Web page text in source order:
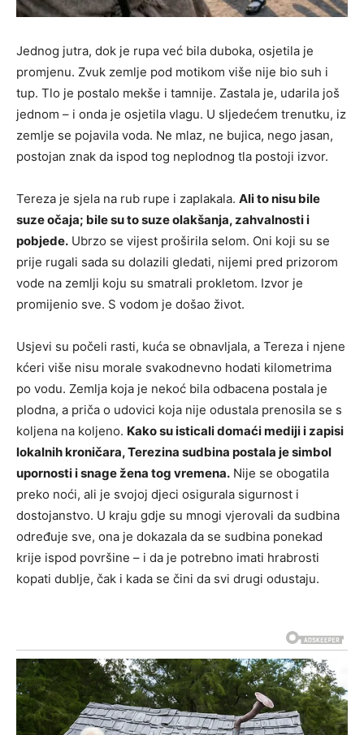
Jednog jutra, dok je rupa već bila duboka, osjetila je
promjenu. Zvuk zemlje pod motikom više nije bio suh i
tup. Tlo je postalo mekše i tamnije. Zastala je, udarila još
jednom – i onda je osjetila vlagu. U sljedećem trenutku, iz
zemlje se pojavila voda. Ne mlaz, ne bujica, nego jasan,
postojan znak da ispod tog neplodnog tla postoji izvor.
Tereza je sjela na rub rupe i zaplakala. Ali to nisu bile
suze očaja; bile su to suze olakšanja, zahvalnosti i
pobjede. Ubrzo se vijest proširila selom. Oni koji su se
prije rugali sada su dolazili gledati, nijemi pred prizorom
vode na zemlji koju su smatrali prokletom. Izvor je
promijenio sve. S vodom je došao život.
Usjevi su počeli rasti, kuća se obnavljala, a Tereza i njene
kćeri više nisu morale svakodnevno hodati kilometrima
po vodu. Zemlja koja je nekoć bila odbacena postala je
plodna, a priča o udovici koja nije odustala prenosila se s
koljena na koljeno. Kako su isticali domaći mediji i zapisi
lokalnih kroničara, Terezina sudbina postala je simbol
upornosti i snage žena tog vremena. Nije se obogatila
preko noći, ali je svojoj djeci osigurala sigurnost i
dostojanstvo. U kraju gdje su mnogi vjerovali da sudbina
određuje sve, ona je dokazala da se sudbina ponekad
krije ispod površine – i da je potrebno imati hrabrosti
kopati dublje, čak i kada se čini da svi drugi odustaju.